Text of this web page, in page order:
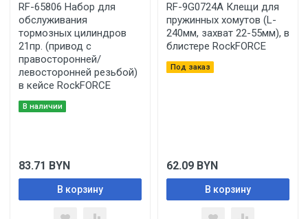
RF-65806 Набор для
обслуживания
тормозных цилиндров
21пр. (привод с
правосторонней/
левосторонней резьбой)
в кейсе RockFORCE
В наличии
83.71 BYN
В корзину
RF-9G0724A Клещи для
пружинных хомутов (L-
240мм, захват 22-55мм), в
блистере RockFORCE
Под заказ
62.09 BYN
В корзину